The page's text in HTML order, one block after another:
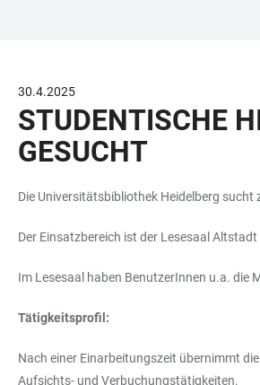
BARRIEREFREIHEIT
30.4.2025
STUDENTISCHE
GESUCHT
Die Universitätsbibliothek Heidelberg
Der Einsatzbereich ist der Lesesaal
Im Lesesaal haben BenutzerInnen u.a. die
Tätigkeitsprofil:
Nach einer Einarbeitungszeit übernimmt
Aufsichts- und Verbuchungstätigkeiten.